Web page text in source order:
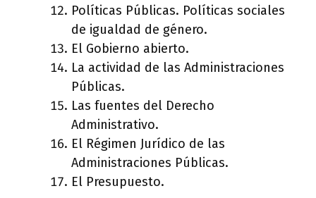
Políticas Públicas. Políticas sociales
de igualdad de género.
El Gobierno abierto.
La actividad de las Administraciones
Públicas.
Las fuentes del Derecho
Administrativo.
El Régimen Jurídico de las
Administraciones Públicas.
El Presupuesto.